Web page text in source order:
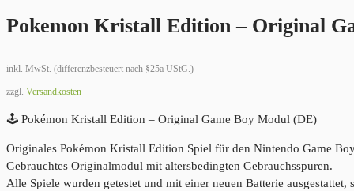
Pokemon Kristall Edition – Original
inkl. MwSt. (differenzbesteuert nach §25a UStG.)
zzgl. Versandkosten
🕹️ Pokémon Kristall Edition – Original Game Boy Modul (DE)
Originales Pokémon Kristall Edition Spiel für den Nintendo Game
Gebrauchtes Originalmodul mit altersbedingten Gebrauchsspuren.
Alle Spiele wurden getestet und mit einer neuen Batterie